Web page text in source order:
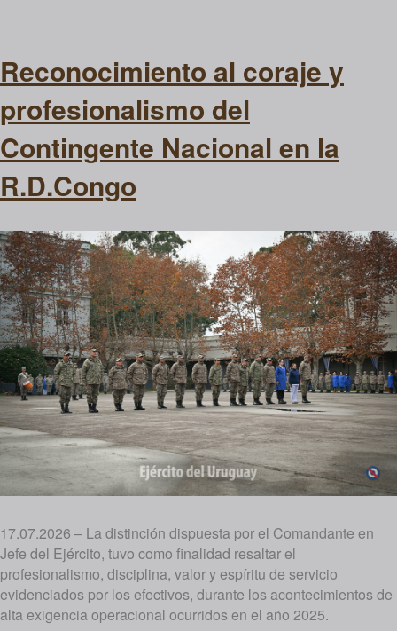
Reconocimiento al coraje y
profesionalismo del
Contingente Nacional en la
R.D.Congo
17.07.2026 – La distinción dispuesta por el Comandante en
Jefe del Ejército, tuvo como finalidad resaltar el
profesionalismo, disciplina, valor y espíritu de servicio
evidenciados por los efectivos, durante los acontecimientos de
alta exigencia operacional ocurridos en el año 2025.